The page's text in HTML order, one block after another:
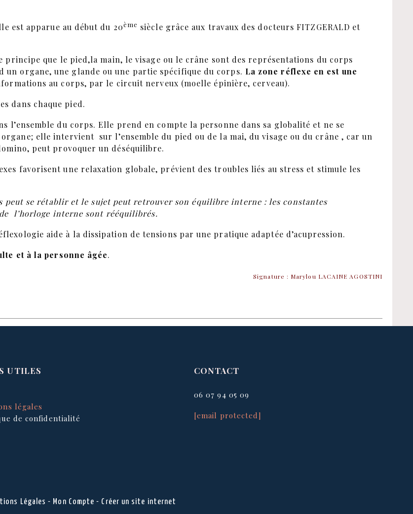
est apparue au début du 20ème siècle grâce aux travaux des docteurs FITZGERALD et
principe que le pied,la main, le visage ou le crâne sont des représentations du corps
un organe, une glande ou une partie spécifique du corps. La zone réflexe en est une
au corps, par le circuit nerveux (moelle épinière, cerveau).
dans chaque pied.
l’ensemble du corps. Elle prend en compte la personne dans sa globalité et ne se
elle intervient sur l’ensemble du pied ou de la mai, du visage ou du crâne , car un
peut provoquer un déséquilibre.
favorisent une relaxation globale, prévient des troubles liés au stress et stimule les
peut se rétablir et le sujet peut retrouver son équilibre interne : les constantes
l’horloge interne sont rééquilibrés.
aide à la dissipation de tensions par une pratique adaptée d’acupression.
et à la personne âgée.
Signature : Marylou LACAINE AGOSTINI
UTILES
légales
de confidentialité
CONTACT
06 07 94 05 09
[email protected]
Légales Mon Compte Créer un site internet